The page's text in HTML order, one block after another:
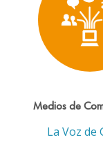
Medios de
La Voz de